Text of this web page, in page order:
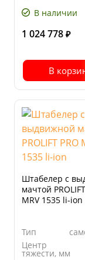
В наличии
1 024 778 ₽
В
Штабелер с
мачтой
MRV 1535 li-ion
Тип
Центр
тяжести, мм